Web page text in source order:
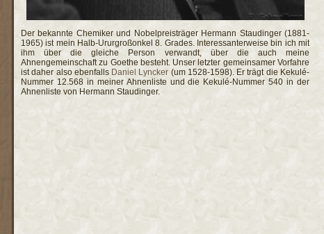
Der bekannte Chemiker und Nobelpreisträger Hermann Staudinger (1881-
1965) ist mein Halb-Ururgroßonkel 8. Grades. Interessanterweise bin ich mit
ihm über die gleiche Person verwandt, über die auch meine
Ahnengemeinschaft zu Goethe besteht. Unser letzter gemeinsamer Vorfahre
ist daher also ebenfalls Daniel Lyncker (um 1528-1598). Er trägt die Kekulé-
Nummer 12.568 in meiner Ahnenliste und die Kekulé-Nummer 540 in der
Ahnenliste von Hermann Staudinger.